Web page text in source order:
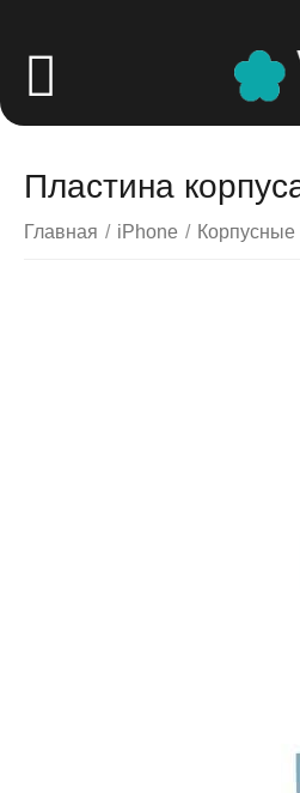
Пластина
Главная / iPhone / Корпусные